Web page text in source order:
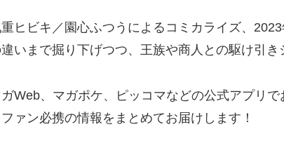
ヒビキ／園心ふつうによるコミカライズ、
いまで掘り下げつつ、王族や商人との駆け引き
Web、マガポケ、ピッコマなどの公式アプリ
ァン必携の情報をまとめてお届けします！